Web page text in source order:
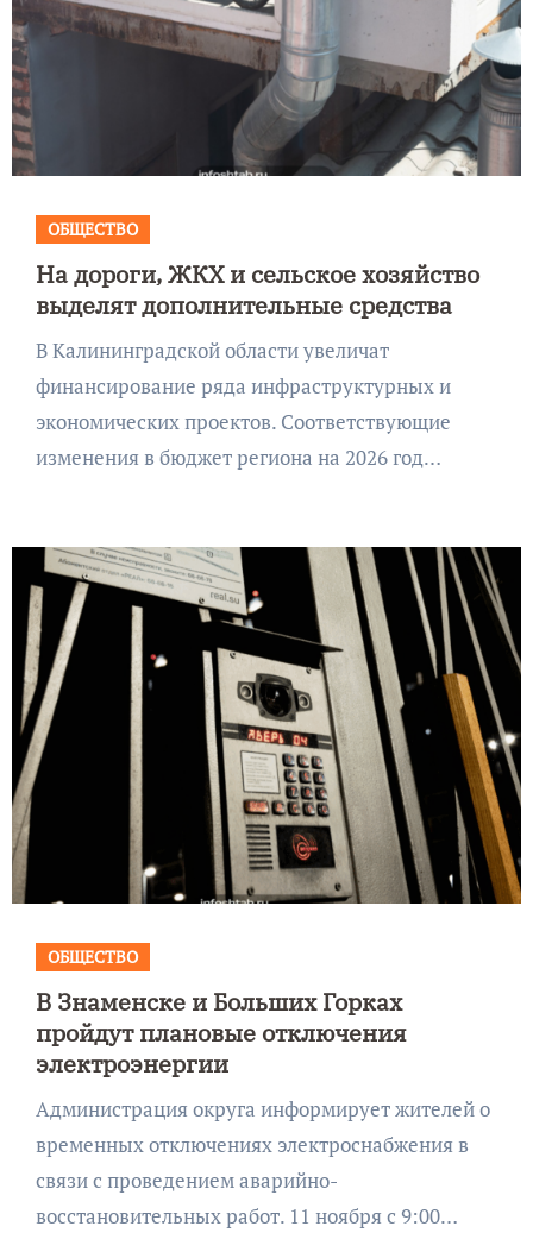
ОБЩЕСТВО
На дороги, ЖКХ и сельское хозяйство
выделят дополнительные средства
В Калининградской области увеличат
финансирование ряда инфраструктурных и
экономических проектов. Соответствующие
изменения в бюджет региона на 2026 год…
ОБЩЕСТВО
В Знаменске и Больших Горках
пройдут плановые отключения
электроэнергии
Администрация округа информирует жителей о
временных отключениях электроснабжения в
связи с проведением аварийно-
восстановительных работ. 11 ноября с 9:00…